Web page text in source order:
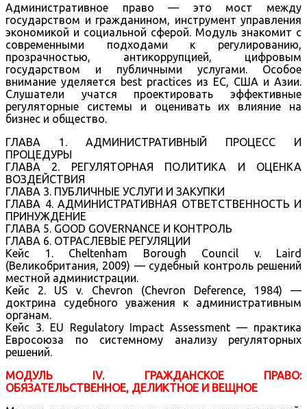
Административное право — это мост между
государством и гражданином, инструмент управления
экономикой и социальной сферой. Модуль знакомит с
современными подходами к регулированию,
прозрачностью, антикоррупцией, цифровым
государством и публичными услугами. Особое
внимание уделяется best practices из ЕС, США и Азии.
Слушатели учатся проектировать эффективные
регуляторные системы и оценивать их влияние на
бизнес и общество.
ГЛАВА 1. АДМИНИСТРАТИВНЫЙ ПРОЦЕСС И
ПРОЦЕДУРЫ
ГЛАВА 2. РЕГУЛЯТОРНАЯ ПОЛИТИКА И ОЦЕНКА
ВОЗДЕЙСТВИЯ
ГЛАВА 3. ПУБЛИЧНЫЕ УСЛУГИ И ЗАКУПКИ
ГЛАВА 4. АДМИНИСТРАТИВНАЯ ОТВЕТСТВЕННОСТЬ И
ПРИНУЖДЕНИЕ
ГЛАВА 5. GOOD GOVERNANCE И КОНТРОЛЬ
ГЛАВА 6. ОТРАСЛЕВЫЕ РЕГУЛЯЦИИ
Кейс 1. Cheltenham Borough Council v. Laird
(Великобритания, 2009) — судебный контроль решений
местной администрации.
Кейс 2. US v. Chevron (Chevron Deference, 1984) —
доктрина судебного уважения к административным
органам.
Кейс 3. EU Regulatory Impact Assessment — практика
Евросоюза по системному анализу регуляторных
решений.
МОДУЛЬ IV. ГРАЖДАНСКОЕ ПРАВО:
ОБЯЗАТЕЛЬСТВЕННОЕ, ДЕЛИКТНОЕ И ВЕЩНОЕ